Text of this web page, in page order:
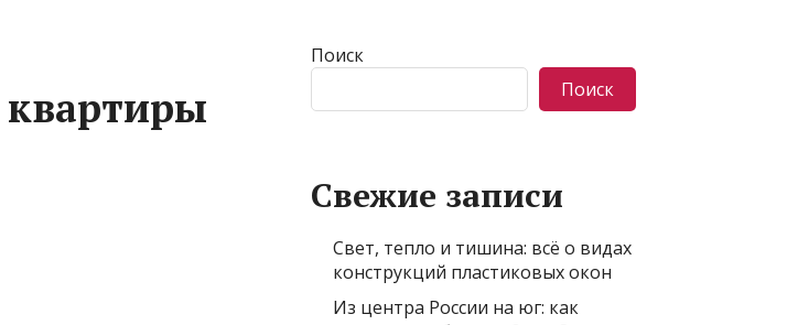
квартиры
Поиск
Поиск
Свежие записи
Свет, тепло и тишина: всё о видах
конструкций пластиковых окон
Из центра России на юг: как